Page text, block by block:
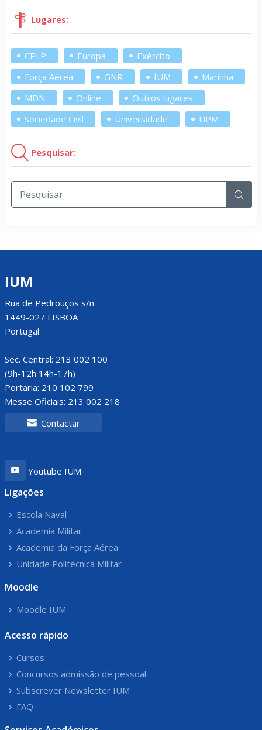
Lugares:
CPLP Europa
Exército
Força Aérea
GNR IUM
Marinha
MDN
Online
Outros lugares
Sociedade Civil
Universidade UPM
Pesquisar:
IUM
Rua de Pedrouços s/n
1449-027 LISBOA
Portugal
Sec. Central: 213 002 100
(9h-12h 14h-17h)
Portaria: 210 102 799
Messe Oficiais: 213 002 218
Contactar
Youtube IUM
Ligações
Escola Naval
Academia Militar
Academia da Força Aérea
Unidade Politécnica Militar
Moodle
Moodle IUM
Acesso rápido
Cursos
Concursos admissão de pessoal
Subscrever Newsletter IUM
FAQ